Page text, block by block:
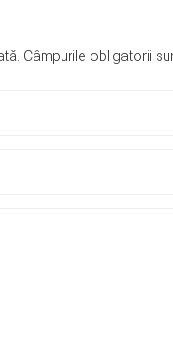
Câmpurile obligatorii